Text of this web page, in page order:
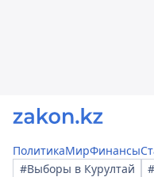
ПолитикаМирФинансы
#Выборы в Курултай